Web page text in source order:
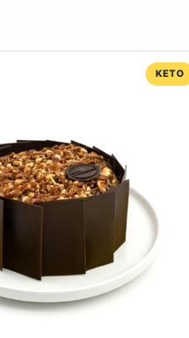
KETO